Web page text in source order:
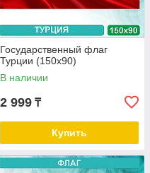
Государственный флаг
Турции (150х90)
В наличии
2 999 ₸
Купить